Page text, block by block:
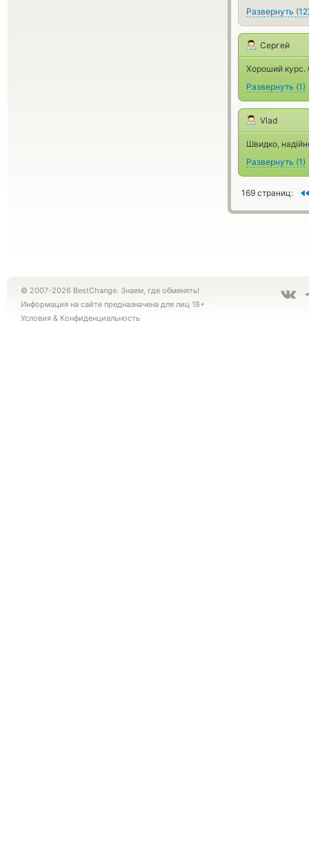
Развернуть (12
Сергей
Хороший курс.
Развернуть (1)
Vlad
Швидко,
Развернуть (1)
169 страниц:
© 2007-2026 BestChange. Знаем, где обменять!
Информация на сайте предназначена для лиц 18+
Условия & Конфиденциальность